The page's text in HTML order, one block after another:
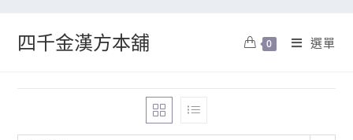
四千金漢方本舖 0 選單